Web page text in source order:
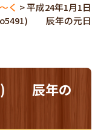
く >平成24年1月1日
辰年の元日
辰年の